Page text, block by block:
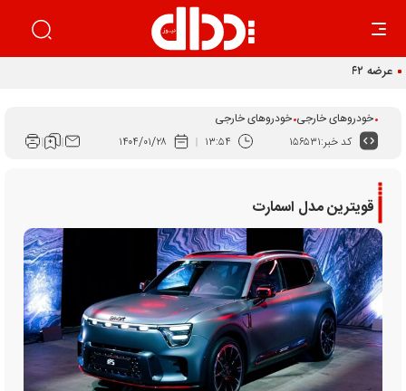
عرضه ۴۲ درصدی سهام تودلی سایپا
خودروهای خارجی خودروهای خارجی
کد خبر:۱۵۶۵۳۱ ۱۳:۵۴ ۱۴۰۴/۰۱/۲۸
قویترین مدل اسمارت